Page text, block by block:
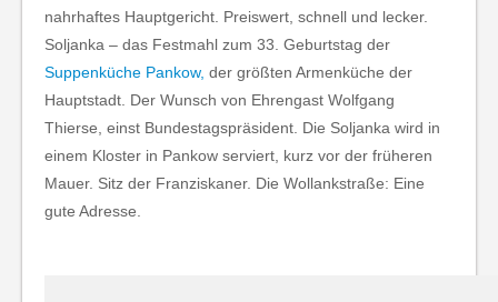
nahrhaftes Hauptgericht. Preiswert, schnell und lecker.
Soljanka – das Festmahl zum 33. Geburtstag der
Suppenküche Pankow, der größten Armenküche der
Hauptstadt. Der Wunsch von Ehrengast Wolfgang
Thierse, einst Bundestagspräsident. Die Soljanka wird in
einem Kloster in Pankow serviert, kurz vor der früheren
Mauer. Sitz der Franziskaner. Die Wollankstraße: Eine
gute Adresse.